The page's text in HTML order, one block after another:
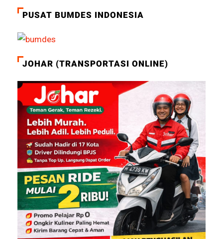
PUSAT BUMDES INDONESIA
JOHAR (TRANSPORTASI ONLINE)